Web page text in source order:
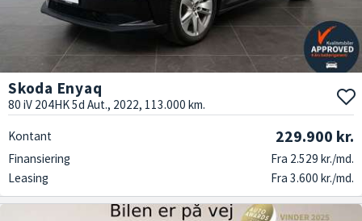
Skoda Enyaq
80 iV 204HK 5d Aut., 2022, 113.000 km.
Kontant 229.900 kr.
Finansiering
Fra 2.529 kr./md.
Leasing
Fra 3.600 kr./md.